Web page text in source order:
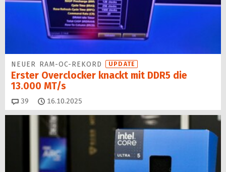
NEUER RAM-OC-REKORD UPDATE
Erster Overclocker knackt mit DDR5 die
13.000 MT/s
39 Kommentare
16.10.2025